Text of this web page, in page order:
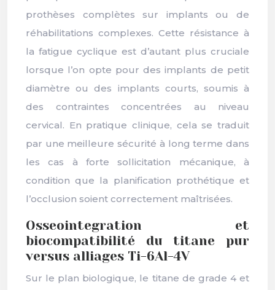
prothèses complètes sur implants ou de
réhabilitations complexes. Cette résistance à
la fatigue cyclique est d’autant plus cruciale
lorsque l’on opte pour des implants de petit
diamètre ou des implants courts, soumis à
des contraintes concentrées au niveau
cervical. En pratique clinique, cela se traduit
par une meilleure sécurité à long terme dans
les cas à forte sollicitation mécanique, à
condition que la planification prothétique et
l’occlusion soient correctement maîtrisées.
Osseointegration et
biocompatibilité du titane pur
versus alliages Ti-6Al-4V
Sur le plan biologique, le titane de grade 4 et